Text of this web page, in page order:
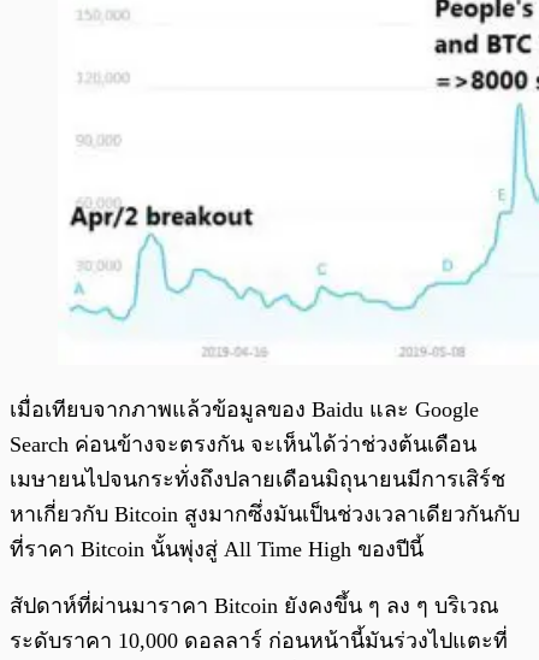
เมื่อเทียบจากภาพแล้วข้อมูลของ Baidu และ Google
Search ค่อนข้างจะตรงกัน จะเห็นได้ว่าช่วงต้นเดือน
เมษายนไปจนกระทั่งถึงปลายเดือนมิถุนายนมีการเสิร์ช
หาเกี่ยวกับ Bitcoin สูงมากซึ่งมันเป็นช่วงเวลาเดียวกันกับ
ที่ราคา Bitcoin นั้นพุ่งสู่ All Time High ของปีนี้
สัปดาห์ที่ผ่านมาราคา Bitcoin ยังคงขึ้น ๆ ลง ๆ บริเวณ
ระดับราคา 10,000 ดอลลาร์ ก่อนหน้านี้มันร่วงไปแตะที่